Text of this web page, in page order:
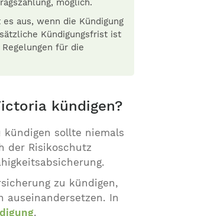
möglich.
aus, wenn die Kündigung
Kündigungsfrist ist
für die
kündigen?
kündigen sollte niemals
der Risikoschutz
zu kündigen,
auseinandersetzen. In
.